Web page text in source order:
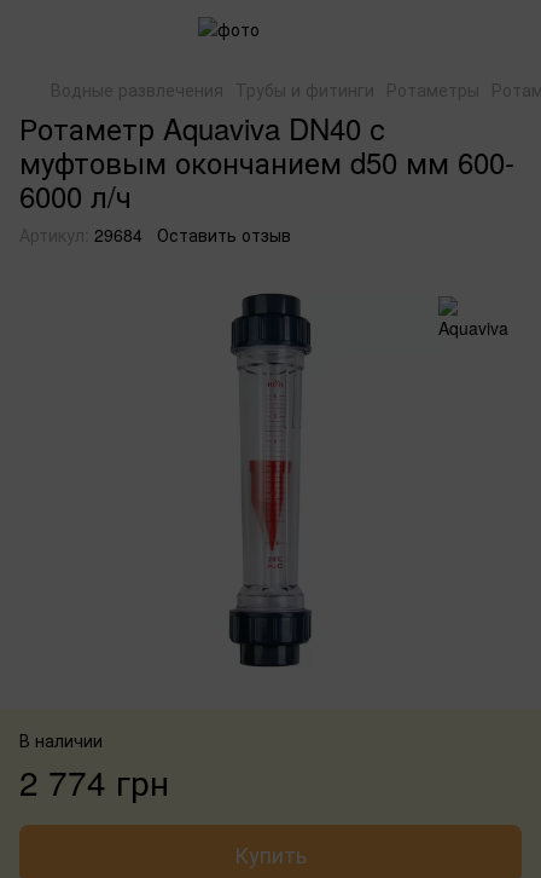
Водные развлечения Трубы и фитинги Ротаметры
Ротаметр Aquaviva DN40 с
муфтовым окончанием d50 мм 600-
6000 л/ч
Артикул: 29684 Оставить отзыв
В наличии
2 774 грн
Купить